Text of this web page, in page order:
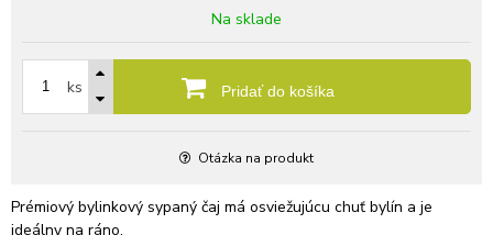
Na sklade
ks Pridať do košíka
Otázka na produkt
Prémiový bylinkový sypaný čaj má osviežujúcu chuť bylín a je
ideálny na ráno.